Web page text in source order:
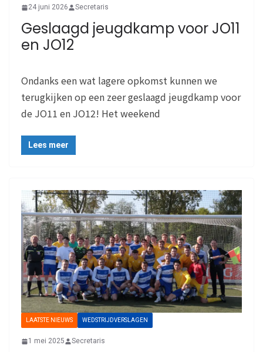
24 juni 2026 Secretaris
Geslaagd jeugdkamp voor JO11
en JO12
Ondanks een wat lagere opkomst kunnen we
terugkijken op een zeer geslaagd jeugdkamp voor
de JO11 en JO12! Het weekend
Lees meer
LAATSTE NIEUWS WEDSTRIJDVERSLAGEN
1 mei 2025 Secretaris